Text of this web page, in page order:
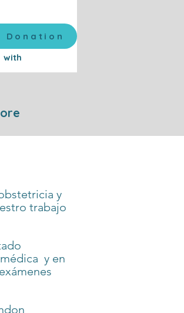
Donation
with
y
trabajo
y en